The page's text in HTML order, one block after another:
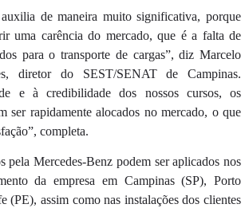
de maneira muito significativa, porque
uma carência do mercado, que é a falta de
para o transporte de cargas”, diz Marcelo
diretor do SEST/SENAT de Campinas.
e à credibilidade dos nossos cursos, os
ser rapidamente alocados no mercado, o que
completa.
pela Mercedes-Benz podem ser aplicados nos
da empresa em Campinas (SP), Porto
(PE), assim como nas instalações dos clientes